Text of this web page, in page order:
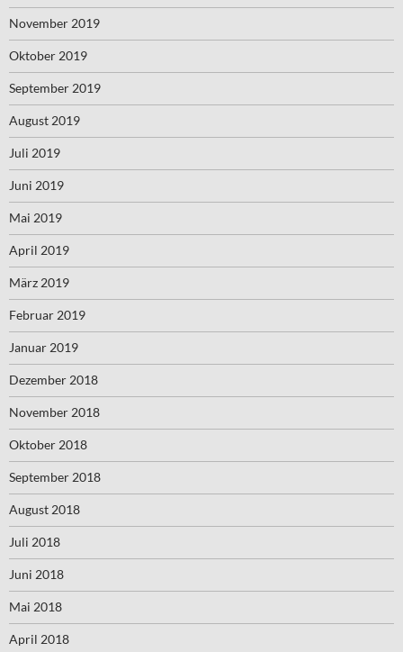
November 2019
Oktober 2019
September 2019
August 2019
Juli 2019
Juni 2019
Mai 2019
April 2019
März 2019
Februar 2019
Januar 2019
Dezember 2018
November 2018
Oktober 2018
September 2018
August 2018
Juli 2018
Juni 2018
Mai 2018
April 2018